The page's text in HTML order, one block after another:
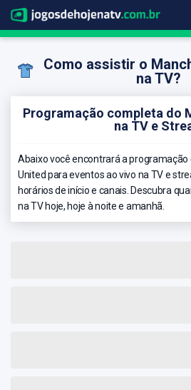
Como assistir o
na TV?
Programação completa do
na TV e
Abaixo você encontrará a
United para eventos ao vivo na TV e
horários de início e canais. Descubra
na TV hoje, hoje à noite e amanhã.